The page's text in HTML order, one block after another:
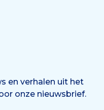
en verhalen uit het
onze nieuwsbrief.